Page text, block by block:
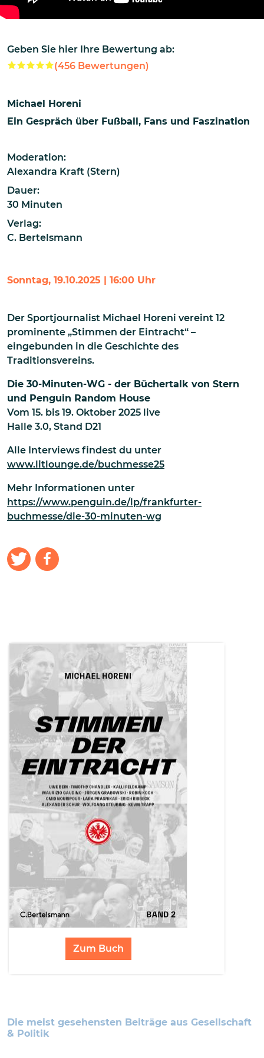
Geben Sie hier Ihre Bewertung ab:
(456 Bewertungen)
Michael Horeni
Ein Gespräch über Fußball, Fans und Faszination
Moderation:
Alexandra Kraft (Stern)
Dauer:
30 Minuten
Verlag:
C. Bertelsmann
Sonntag, 19.10.2025 | 16:00 Uhr
Der Sportjournalist Michael Horeni vereint 12
prominente „Stimmen der Eintracht“ –
eingebunden in die Geschichte des
Traditionsvereins.
Die 30-Minuten-WG - der Büchertalk von Stern
und Penguin Random House
Vom 15. bis 19. Oktober 2025 live
Halle 3.0, Stand D21
Alle Interviews findest du unter
www.litlounge.de/buchmesse25
Mehr Informationen unter
https://www.penguin.de/lp/frankfurter-
buchmesse/die-30-minuten-wg
Zum Buch
Die meist gesehensten Beiträge aus Gesellschaft
& Politik